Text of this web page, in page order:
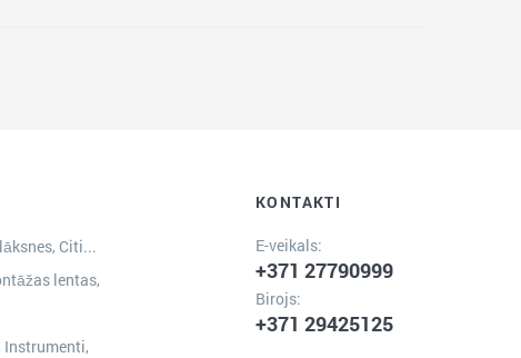
Citi...
lentas,
Instrumenti,
KONTAKTI
E-veikals:
+371 27790999
Birojs:
+371 29425125